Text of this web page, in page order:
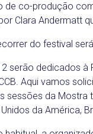
de co-produção
Clara Andermatt
do festival
serão dedicados
Aqui vamos
sessões da Mostra
da América,